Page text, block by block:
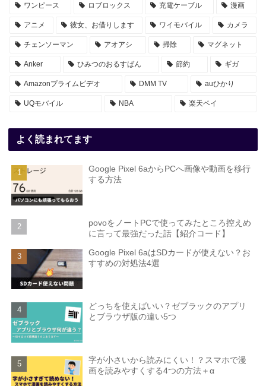
ワンピース ロブロックス 充電ケーブル 漫画
アニメ 彼女、お借りします ワイモバイル カメラ
チェンソーマン アオアシ 掃除 マグネット
Anker ひみつのおるすばん 節約 ギガ
Amazonプライムビデオ DMM TV auひかり
UQモバイル NBA 楽天ペイ
よく読まれてます
Google Pixel 6aからPCへ画像や動画を移行
する方法
povoをノートPCで使ってみたところ控えめ
に言って最強だった話【紹介コード】
Google Pixel 6aはSDカードが使えない？お
すすめの対処法4選
どっちを使えばいい？ゼブラックのアプリ
とブラウザ版の違い5つ
字が小さいから読みにくい！？スマホで漫
画を読みやすくする4つの方法＋α